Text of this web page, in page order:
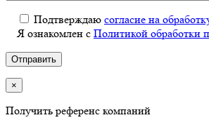
Подтверждаю согласие на
Я ознакомлен с Политикой обработки
×
Получить референс компаний